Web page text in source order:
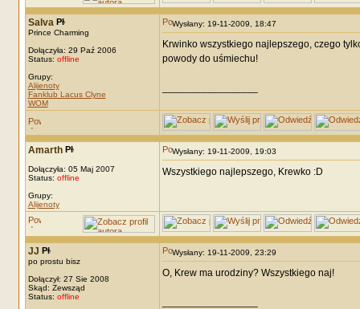
Salva
Prince Charming
Dołączyła: 29 Paź 2006
Status: offline
Grupy:
Alijenoty
Fanklub Lacus Clyne
WOM
Wysłany: 19-11-2009, 18:47
Krwinko wszystkiego najlepszego, czego
powody do uśmiechu!
Amarth
Dołączyła: 05 Maj 2007
Status: offline
Grupy:
Alijenoty
Wysłany: 19-11-2009, 19:03
Wszystkiego najlepszego, Krewko :D
JJ
po prostu bisz
Dołączył: 27 Sie 2008
Skąd: Zewsząd
Status: offline
Wysłany: 19-11-2009, 23:29
O, Krew ma urodziny? Wszystkiego naj!